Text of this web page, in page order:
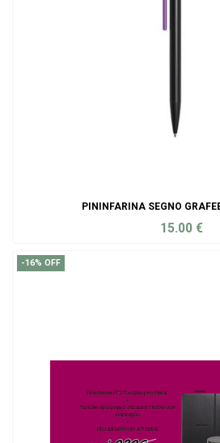
PININFARINA SEGNO
15.00 €
-16% OFF